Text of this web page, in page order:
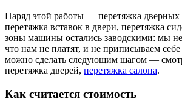
Наряд этой работы — перетяжка дверных
перетяжка вставок в двери, перетяжка
зоны машины остались заводскими: мы не
что нам не платят, и не приписываем
можно сделать следующим шагом —
перетяжка дверей, перетяжка салона.
Как считается стоимость